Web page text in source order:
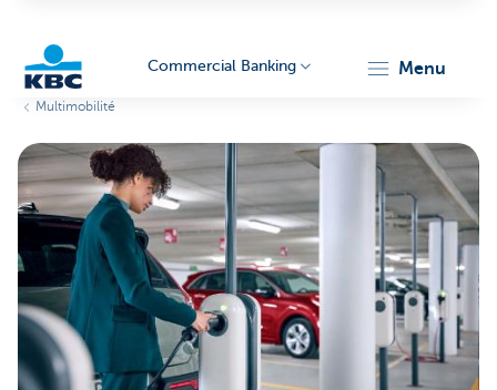
Corporate
Commercial Banking menu
Multimobilité